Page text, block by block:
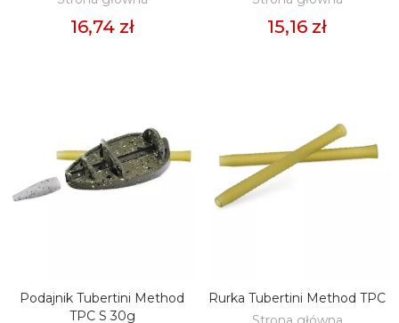
16,74 zł 15,16 zł
DODAJ DO KOSZYKA
Podajnik Tubertini Method
TPC S 30g
DODAJ DO KOSZYKA
Rurka Tubertini Method TPC